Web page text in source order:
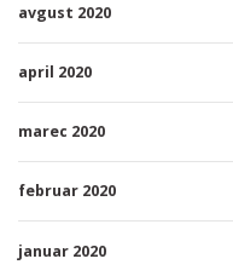
avgust 2020
april 2020
marec 2020
februar 2020
januar 2020